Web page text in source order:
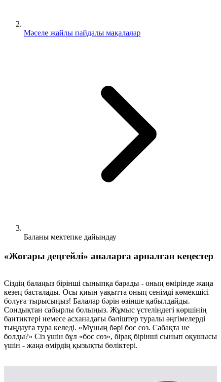
Мәселе жайлы пайдалы мақалалар
Баланы мектепке дайындау
«Жоғары деңгейлі» аналарға арналған кеңестер
Сіздің балаңыз бірінші сыныпқа барады - оның өмірінде жаңа
кезең басталады. Осы қиын уақытта оның сенімді көмекшісі
болуға тырысыңыз! Балалар бәрін өзінше қабылдайды.
Сондықтан сабырлы болыңыз. Жұмыс үстеліндегі көршінің
бантиктері немесе асханадағы бәліштер туралы әңгімелерді
тыңдауға тура келеді. «Мұның бәрі бос сөз. Сабақта не
болды?» Сіз үшін бұл «бос сөз», бірақ бірінші сынып оқушысы
үшін - жаңа өмірдің қызықты бөліктері.